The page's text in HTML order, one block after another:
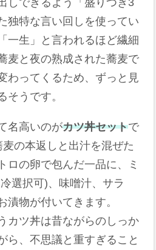
しできるよう「盛りつき3
独特な言い回しを使ってい
一生」と言われるほど繊細
麦と夜の熟成された蕎麦で
わってくるため、ずっと見
そうです。
名高いのがカツ丼セットで
の本返しと出汁を混ぜた
ロの卵で包んだ一品に、ミ
選択可)、味噌汁、サラ
漬物が付いてきます。
カツ丼は昔ながらのしっか
ら、不思議と重すぎること